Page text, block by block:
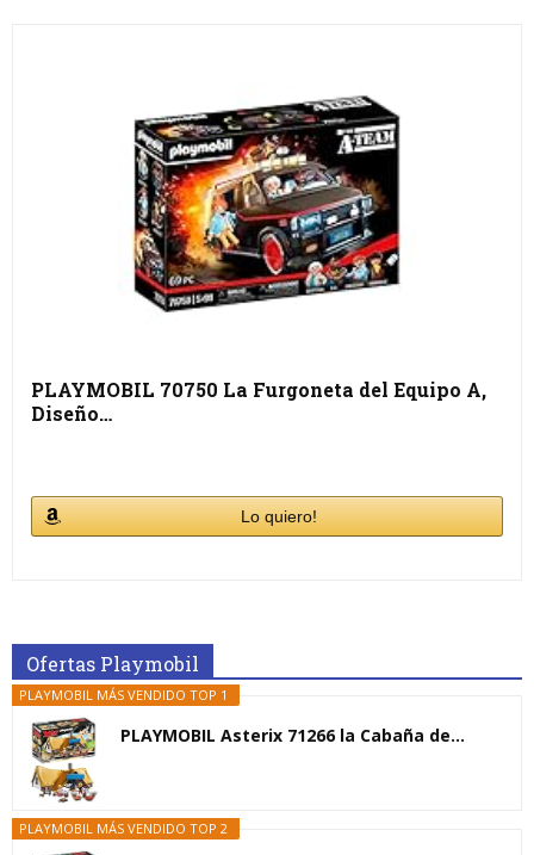
PLAYMOBIL 70750 La Furgoneta del Equipo A,
Diseño…
Lo quiero!
Ofertas Playmobil
PLAYMOBIL MÁS VENDIDO TOP 1
PLAYMOBIL Asterix 71266 la Cabaña de...
PLAYMOBIL MÁS VENDIDO TOP 2